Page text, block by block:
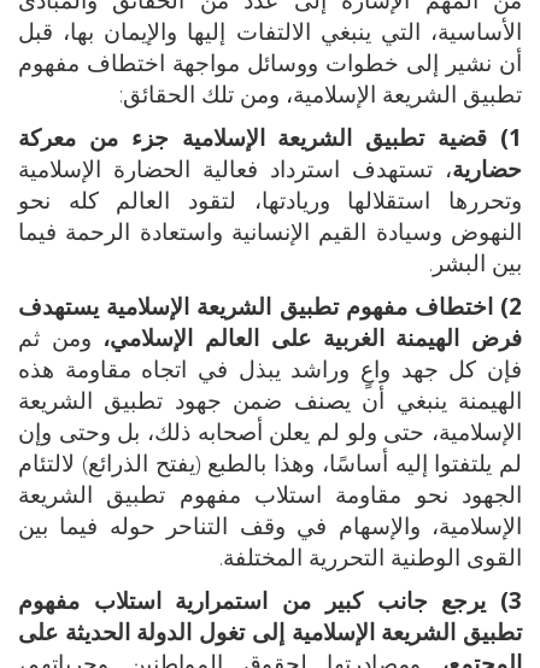
الأساسية، التي ينبغي الالتفات إليها والإيمان بها، قبل
أن نشير إلى خطوات ووسائل مواجهة اختطاف مفهوم
تطبيق الشريعة الإسلامية، ومن تلك الحقائق:
1) قضية تطبيق الشريعة الإسلامية جزء من معركة
حضارية، تستهدف استرداد فعالية الحضارة الإسلامية
وتحررها استقلالها وريادتها، لتقود العالم كله نحو
النهوض وسيادة القيم الإنسانية واستعادة الرحمة فيما
بين البشر.
2) اختطاف مفهوم تطبيق الشريعة الإسلامية يستهدف
فرض الهيمنة الغربية على العالم الإسلامي، ومن ثم
فإن كل جهد واعٍ وراشد يبذل في اتجاه مقاومة هذه
الهيمنة ينبغي أن يصنف ضمن جهود تطبيق الشريعة
الإسلامية، حتى ولو لم يعلن أصحابه ذلك، بل وحتى وإن
لم يلتفتوا إليه أساسًا، وهذا بالطبع (يفتح الذرائع) لالتئام
الجهود نحو مقاومة استلاب مفهوم تطبيق الشريعة
الإسلامية، والإسهام في وقف التناحر حوله فيما بين
القوى الوطنية التحررية المختلفة.
3) يرجع جانب كبير من استمرارية استلاب مفهوم
تطبيق الشريعة الإسلامية إلى تغول الدولة الحديثة على